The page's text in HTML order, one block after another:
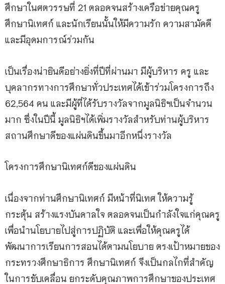
ศึกษาในศตวรรษที่ 21 ตลอดจนสร้างเครือข่ายคุณครู
ศึกษานิเทศก์ และนักเรียนนั้นให้มีความรัก ความสามัคคี
และมีอุดมการณ์ร่วมกัน
เป็นเรื่องน่ายินดีอย่างยิ่งที่ปีที่ผ่านมา มีผู้บริหาร ครู และ
บุคลากรทางการศึกษาทั่วประเทศได้เข้าร่วมโครงการถึง
62,564 คน และมีผู้ที่ได้รับรางวัลจากมูลนิธิฯเป็นจำนวน
มาก ซึ่งในปีนี้ มูลนิธิฯได้เพิ่มรางวัลสำหรับท่านผู้บริหาร
สถานศึกษาดีของแผ่นดินขึ้นมาอีกหนึ่งรางวัล
โครงการศึกษานิเทศก์ดีของแผ่นดิน
เนื่องจากท่านศึกษานิเทศก์ มีหน้าที่นิเทศ ให้ความรู้
กระตุ้น สร้างแรงบันดาลใจ ตลอดจนเป็นกำลังใจแก่คุณครู
เพื่อนำนโยบายไปสู่การปฏิบัติ และเพื่อให้คุณครูได้
พัฒนาการเรียนการสอนได้ตามนโยบาย ตรงเป้าหมายของ
กระทรวงศึกษาธิการ ศึกษานิเทศก์ จึงเป็นกลไกที่สำคัญ
ในการขับเคลื่อน ยกระดับคุณภาพการศึกษาของประเทศ